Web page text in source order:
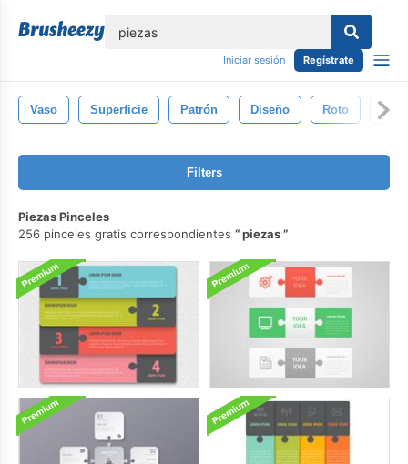
Iniciar sesión Regístrate
Vaso Superficie Patrón Diseño Roto
Filters
Piezas Pinceles
256 pinceles gratis correspondientes
piezas